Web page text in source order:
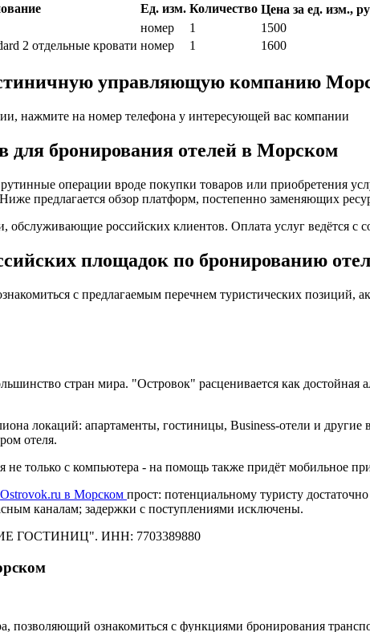
Ед. изм. Количество Цена за ед. изм.,
номер 1 1500
2 отдельные кровати номер 1 1600
управляющую компанию
нажмите на номер телефона у интересующей вас компании
для бронирования отелей в Морском
операции вроде покупки товаров или приобретения
предлагается обзор платформ, постепенно заменяющих
российских клиентов. Оплата услуг ведётся с
площадок по бронированию
с предлагаемым перечнем туристических позиций,
стран мира. "Островок" расценивается как
локаций: апартаменты, гостиницы, Business-отели и
отеля.
не только с компьютера - на помощь также придёт мобильное
Ostrovok.ru в Морском прост: потенциальному туристу
каналам; задержки с поступлениями исключены.
ГОСТИНИЦ". ИНН: 7703389880
позволяющий ознакомиться с функциями бронирования